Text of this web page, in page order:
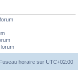
Fuseau horaire sur UTC+02:00